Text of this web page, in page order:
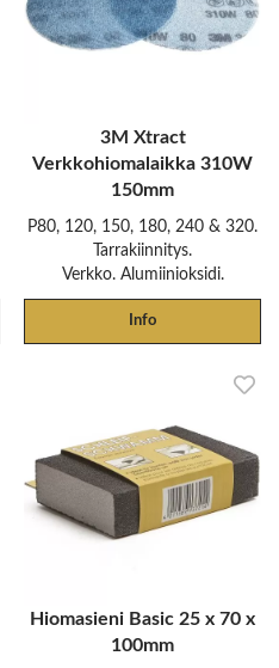
3M Xtract
Verkkohiomalaikka 310W
150mm
P80, 120, 150, 180, 240 & 320.
Tarrakiinnitys.
Verkko. Alumiinioksidi.
Info
Hiomasieni Basic 25 x 70 x
100mm